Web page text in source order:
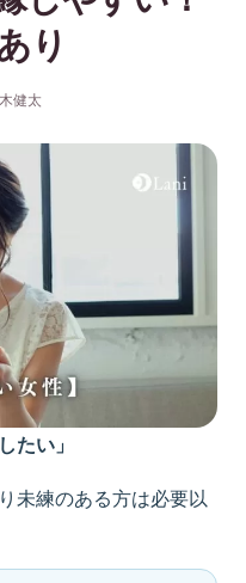
り
健太
たい」
未練のある方は必要以